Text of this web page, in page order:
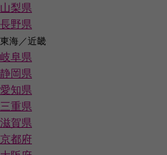
山梨県
長野県
東海／近畿
岐阜県
静岡県
愛知県
三重県
滋賀県
京都府